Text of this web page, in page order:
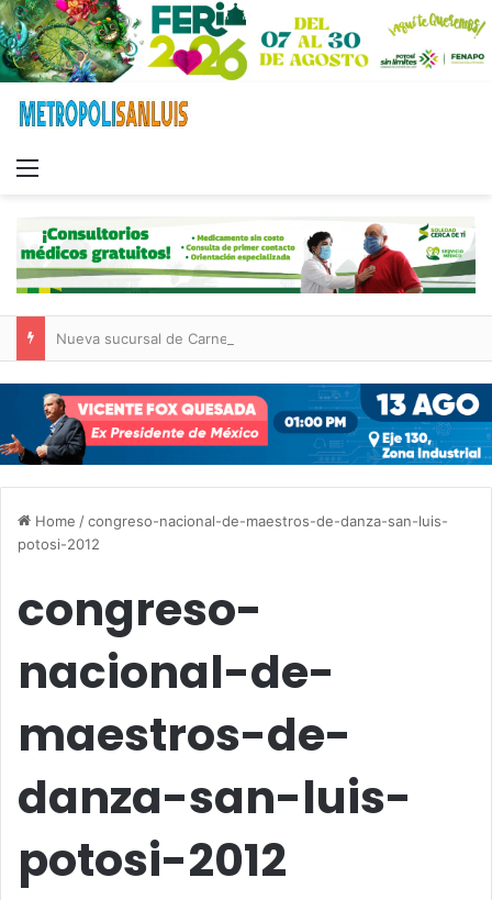
Home /congreso-nacional-de-maestros-de-danza-san-luis-
potosi-2012
congreso-
nacional-de-
maestros-de-
danza-san-luis-
potosi-2012